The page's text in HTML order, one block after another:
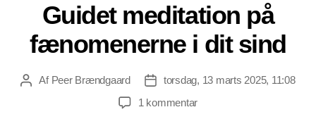
Guidet meditation på
fænomenerne i dit sind
Indlægsforfatter
Af Peer Brændgaard Indlægsdato
torsdag, 13 marts 2025, 11:08
1 kommentartil